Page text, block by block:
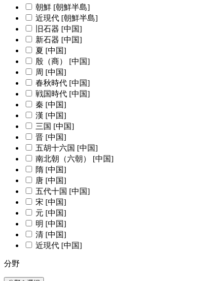
朝鮮 [朝鮮半島]
近現代 [朝鮮半島]
旧石器 [中国]
新石器 [中国]
夏 [中国]
殷（商） [中国]
周 [中国]
春秋時代 [中国]
戦国時代 [中国]
秦 [中国]
漢 [中国]
三国 [中国]
晋 [中国]
五胡十六国 [中国]
南北朝（六朝） [中国]
隋 [中国]
唐 [中国]
五代十国 [中国]
宋 [中国]
元 [中国]
明 [中国]
清 [中国]
近現代 [中国]
分野